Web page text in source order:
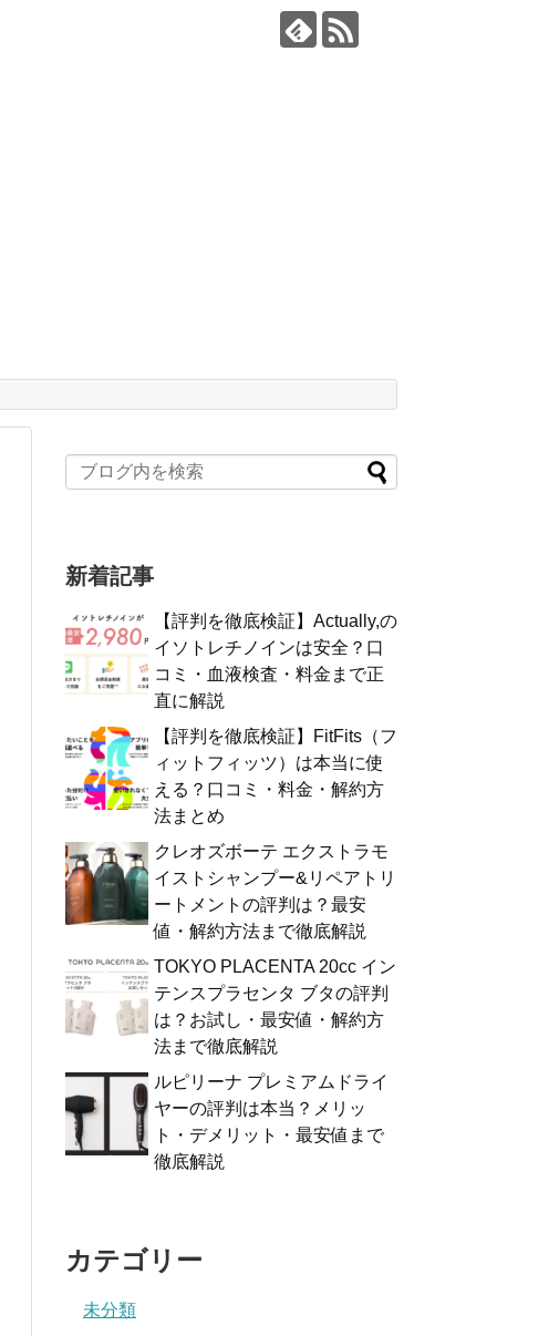
新着記事
【評判を徹底検証】Actually,の
イソトレチノインは安全？口
コミ・血液検査・料金まで正
直に解説
【評判を徹底検証】FitFits（フ
ィットフィッツ）は本当に使
える？口コミ・料金・解約方
法まとめ
クレオズボーテ エクストラモ
イストシャンプー&リペアトリ
ートメントの評判は？最安
値・解約方法まで徹底解説
TOKYO PLACENTA 20cc イン
テンスプラセンタ ブタの評判
は？お試し・最安値・解約方
法まで徹底解説
ルピリーナ プレミアムドライ
ヤーの評判は本当？メリッ
ト・デメリット・最安値まで
徹底解説
カテゴリー
未分類